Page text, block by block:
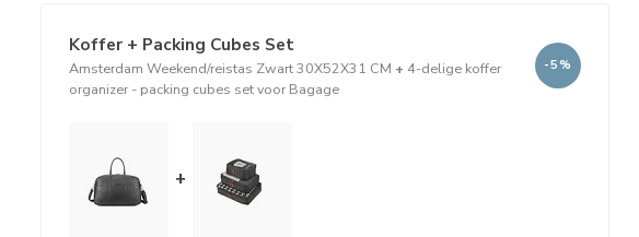
Koffer + Packing Cubes Set
Amsterdam Weekend/reistas Zwart 30X52X31 CM + 4-delige koffer
organizer - packing cubes set voor Bagage
-5%
+